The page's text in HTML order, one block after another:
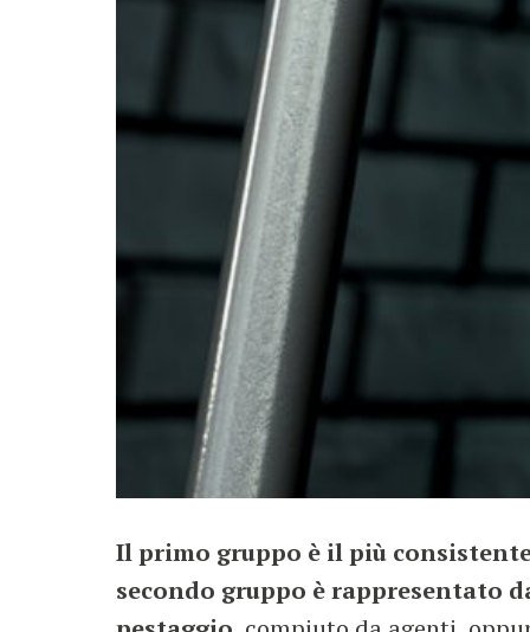
Il primo gruppo è il più
secondo gruppo è rappresentato